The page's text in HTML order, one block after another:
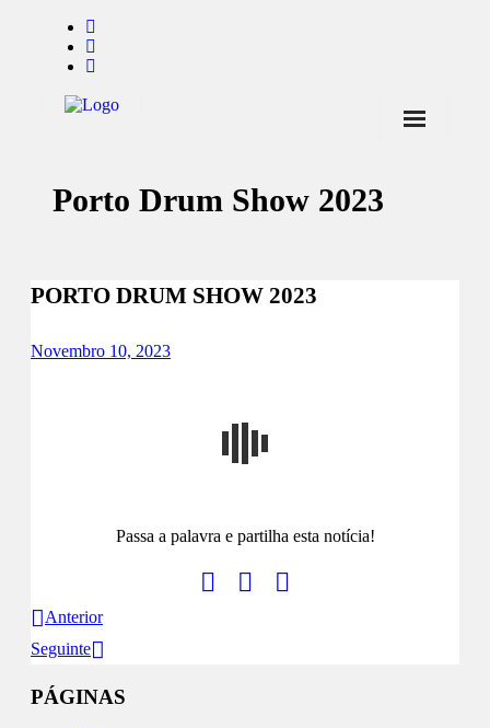
Notícias
Endorsers
Porto Drum Show 2023
PORTO DRUM SHOW 2023
Novembro 10, 2023
Passa a palavra e partilha esta notícia!
Anterior
Seguinte
PÁGINAS